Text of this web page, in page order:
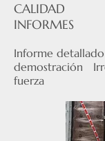
CALIDAD
INFORMES
Informe
demostración
fuerza